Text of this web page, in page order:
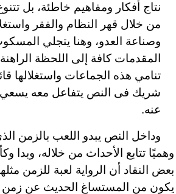
نتاج أفكار ومفاهيم خاطئة، بل
من خلال قهر النظام والفقر
وصناعة العدو، وهنا يتجلي
المقدمات كافة إلى اللحظة
تنامي هذه الجماعات واستغلالها
شريك فى النص يتفاعل معه
عنه.
وداخل النص يبدو اللعب بالزمن
وهميًا تتابع الأحداث من خلاله، وبدا
بعض النقاد أن الرواية لعبة للزمن
يكون من المستساغ الحديث عن زمن